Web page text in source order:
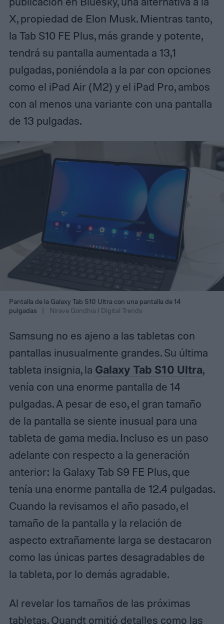
X, propiedad de Elon Musk. Mientras tanto,
la Tab S10 FE Plus, más grande y potente,
tendrá su pantalla aumentada a 13,1
pulgadas, poniéndola a la par con opciones
como el iPad Air (M2) y el iPad Pro, ambos
con al menos una variante con una pantalla
de 13 pulgadas.
Pantalla de la Galaxy Tab S10 Ultra con una pantalla de 14
pulgadas
Nirave Gondhia / Digital Trends
Samsung no es ajeno a las tabletas con
pantallas inusualmente grandes. Su última
tableta insignia, la Galaxy Tab S10 Ultra,
venía con una enorme pantalla de 14
pulgadas. A pesar de eso, el gran tamaño
de la pantalla se siente inusual para una
tableta de gama media. Incluso es un paso
adelante con respecto a la generación
anterior: la Galaxy Tab S9 FE Plus, que
tenía una enorme pantalla de 12.4 pulgadas.
Cuando la revisamos el año pasado, el
tamaño de la pantalla y la relación de
aspecto extrañamente larga se destacaron
como las únicas partes desagradables de
la tableta, por lo demás agradable.
Al revelar los tamaños de las próximas
tabletas, Quandt omitió detalles como las